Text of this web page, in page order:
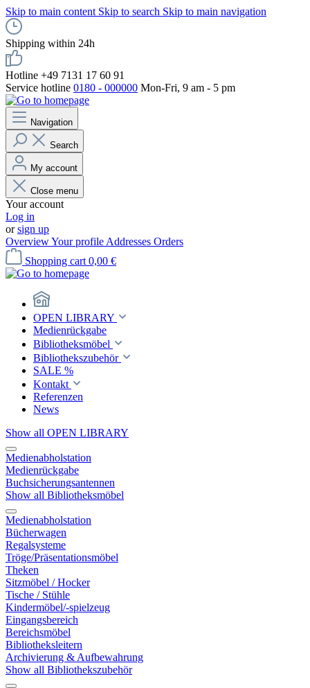
Skip to main content Skip to search Skip to main navigation
Shipping within 24h
Hotline +49 7131 17 60 91
Service hotline 0180 - 000000 Mon-Fri, 9 am - 5 pm
Navigation
Search
My account
Close menu
Your account
Log in
orsign up
OverviewYour profile Addresses Orders
Shopping cart 0,00 €
OPEN LIBRARY
Medienrückgabe
Bibliotheksmöbel
Bibliothekszubehör
SALE %
Kontakt
Referenzen
News
Show all OPEN LIBRARY
Medienabholstation
Medienrückgabe
Buchsicherungsantennen
Show all Bibliotheksmöbel
Medienabholstation
Bücherwagen
Regalsysteme
Tröge/Präsentationsmöbel
Theken
Sitzmöbel / Hocker
Tische / Stühle
Kindermöbel/-spielzeug
Eingangsbereich
Bereichsmöbel
Bibliotheksleitern
Archivierung & Aufbewahrung
Show all Bibliothekszubehör